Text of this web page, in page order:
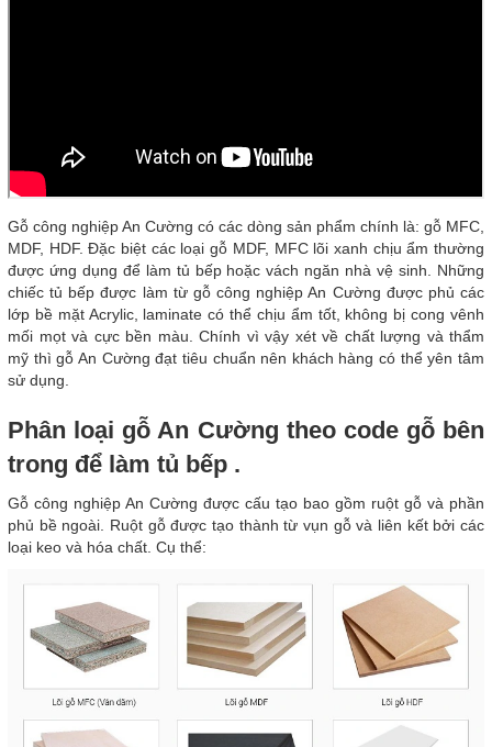
Gỗ công nghiệp An Cường có các dòng sản phẩm chính là: gỗ MFC,
MDF, HDF. Đặc biệt các loại gỗ MDF, MFC lõi xanh chịu ẩm thường
được ứng dụng để làm tủ bếp hoặc vách ngăn nhà vệ sinh. Những
chiếc tủ bếp được làm từ gỗ công nghiệp An Cường được phủ các
lớp bề mặt Acrylic, laminate có thể chịu ẩm tốt, không bị cong vênh
mối mọt và cực bền màu. Chính vì vậy xét về chất lượng và thẩm
mỹ thì gỗ An Cường đạt tiêu chuẩn nên khách hàng có thể yên tâm
sử dụng.
Phân loại gỗ An Cường theo code gỗ bên
trong để làm tủ bếp .
Gỗ công nghiệp An Cường được cấu tạo bao gồm ruột gỗ và phần
phủ bề ngoài. Ruột gỗ được tạo thành từ vụn gỗ và liên kết bởi các
loại keo và hóa chất. Cụ thể: